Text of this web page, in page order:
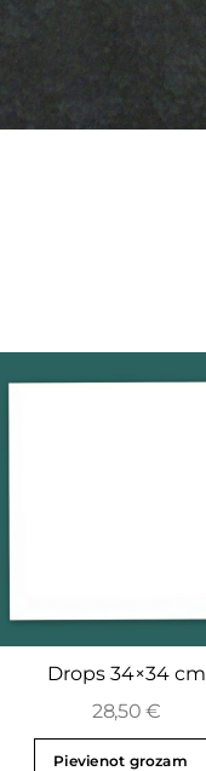
Drops 34×34 cm
28,50 €
Pievienot grozam